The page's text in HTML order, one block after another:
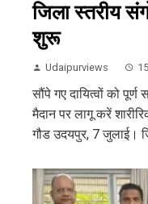
जिला स्तरीय
शुरू
Udaipurviews
सौंपे गए दायित्वों को
मैदान पर लागू करें
गौड उदयपुर, 7 जुलाई।